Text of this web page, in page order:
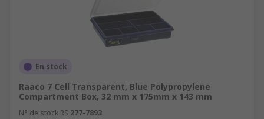
En stock
Raaco 7 Cell Transparent, Blue Polypropylene
Compartment Box, 32 mm x 175mm x 143 mm
N° de stock RS 277-7893